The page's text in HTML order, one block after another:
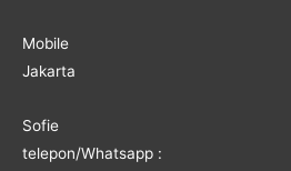
Mobile
Jakarta
Sofie
telepon/Whatsapp :